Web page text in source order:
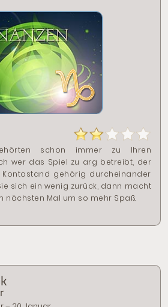
schon immer zu Ihren
wer das Spiel zu arg betreibt, der
gehörig durcheinander
sich ein wenig zurück, dann macht
nächsten Mal um so mehr Spaß.